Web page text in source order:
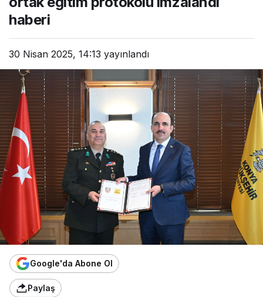
haberi
30 Nisan 2025, 14:13 yayınlandı
Google'da Abone Ol
Paylaş